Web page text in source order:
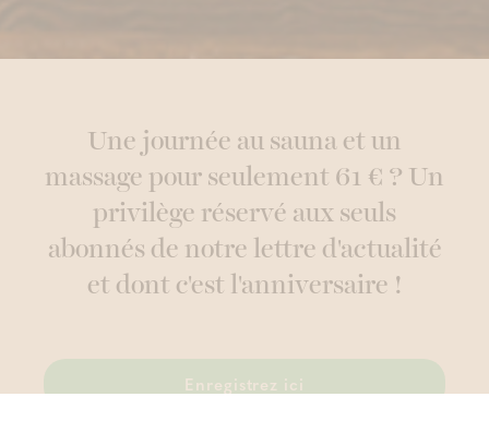
Une journée au sauna et un
massage pour seulement 61 € ? Un
privilège réservé aux seuls
abonnés de notre lettre d'actualité
et dont c'est l'anniversaire !
Enregistrez ici